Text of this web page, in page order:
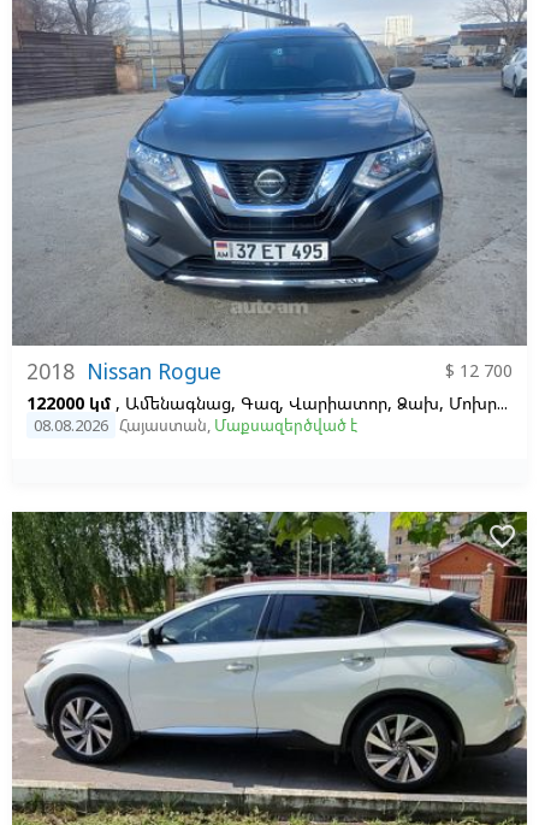
2018 Nissan Rogue
$ 12 700
122000 կմ , Ամենագնաց, Գազ, Վարիատոր, Ձախ, Մոխրագույն
08.08.2026 Հայաստան, Մաքսազերծված է
favorite_border